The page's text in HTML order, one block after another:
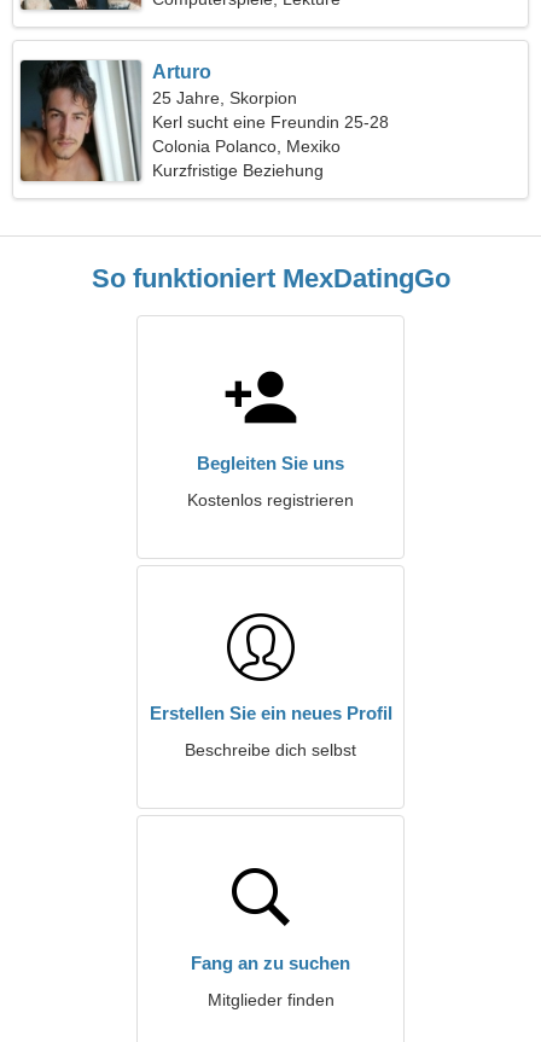
Arturo
25 Jahre, Skorpion
Kerl sucht eine Freundin 25-28
Colonia Polanco, Mexiko
Kurzfristige Beziehung
So funktioniert MexDatingGo
Begleiten Sie uns
Kostenlos registrieren
Erstellen Sie ein neues Profil
Beschreibe dich selbst
Fang an zu suchen
Mitglieder finden